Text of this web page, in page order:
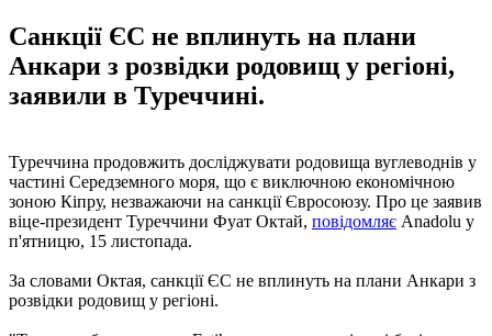
Санкції ЄС не вплинуть на плани
Анкари з розвідки родовищ у регіоні,
заявили в Туреччині.
Туреччина продовжить досліджувати родовища вуглеводнів у
частині Середземного моря, що є виключною економічною
зоною Кіпру, незважаючи на санкції Євросоюзу. Про це заявив
віце-президент Туреччини Фуат Октай, повідомляє Anadolu у
п'ятницю, 15 листопада.
За словами Октая, санкції ЄС не вплинуть на плани Анкари з
розвідки родовищ у регіоні.